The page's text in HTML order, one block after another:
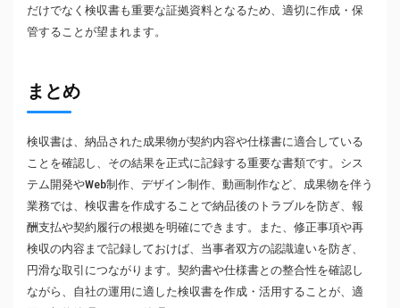
だけでなく検収書も重要な証拠資料となるため、適切に作成・保
管することが望まれます。
まとめ
検収書は、納品された成果物が契約内容や仕様書に適合している
ことを確認し、その結果を正式に記録する重要な書類です。シス
テム開発やWeb制作、デザイン制作、動画制作など、成果物を伴う
業務では、検収書を作成することで納品後のトラブルを防ぎ、報
酬支払や契約履行の根拠を明確にできます。また、修正事項や再
検収の内容まで記録しておけば、当事者双方の認識違いを防ぎ、
円滑な取引につながります。契約書や仕様書との整合性を確認し
ながら、自社の運用に適した検収書を作成・活用することが、適